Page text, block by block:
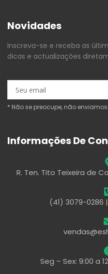
Novidades
Inscreva-se e receba as
dicas e actualizações
* Não se preocupe, não
Informações De
R. Ten. Tito Teixeira de
(41) 3079-0286
Seg – Sex: 9:00 a